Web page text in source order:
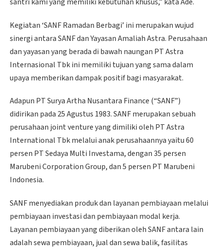
Kegiatan ‘SANF Ramadan Berbagi’ ini merupakan wujud
sinergi antara SANF dan Yayasan Amaliah Astra. Perusahaan
dan yayasan yang berada di bawah naungan PT Astra
Internasional Tbk ini memiliki tujuan yang sama dalam
upaya memberikan dampak positif bagi masyarakat.
Adapun PT Surya Artha Nusantara Finance (“SANF”)
didirikan pada 25 Agustus 1983. SANF merupakan sebuah
perusahaan joint venture yang dimiliki oleh PT Astra
International Tbk melalui anak perusahaannya yaitu 60
persen PT Sedaya Multi Investama, dengan 35 persen
Marubeni Corporation Group, dan 5 persen PT Marubeni
Indonesia.
SANF menyediakan produk dan layanan pembiayaan melalui
pembiayaan investasi dan pembiayaan modal kerja.
Layanan pembiayaan yang diberikan oleh SANF antara lain
adalah sewa pembiayaan, jual dan sewa balik, fasilitas